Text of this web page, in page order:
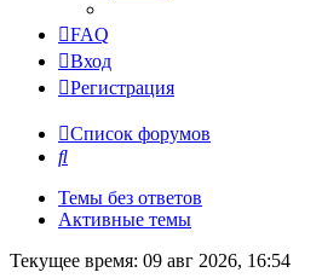
FAQ
Вход
Регистрация
Список форумов
Поиск
Темы без ответов
Активные темы
Текущее время: 09 авг 2026, 16:54